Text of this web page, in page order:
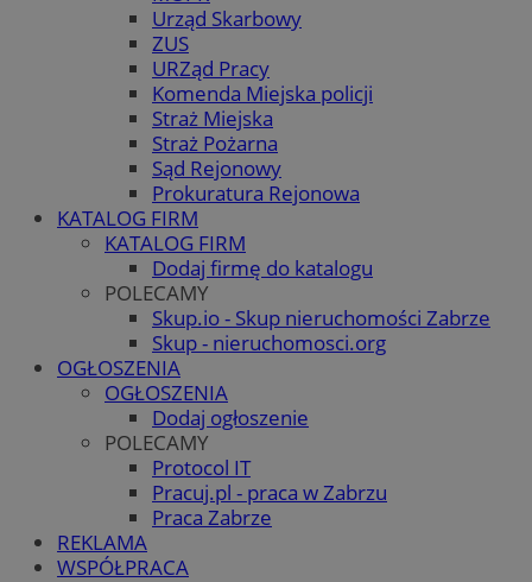
Urząd Skarbowy
ZUS
URZąd Pracy
Komenda Miejska policji
Straż Miejska
Straż Pożarna
Sąd Rejonowy
Prokuratura Rejonowa
KATALOG FIRM
KATALOG FIRM
Dodaj firmę do katalogu
POLECAMY
Skup.io - Skup nieruchomości Zabrze
Skup - nieruchomosci.org
OGŁOSZENIA
OGŁOSZENIA
Dodaj ogłoszenie
POLECAMY
Protocol IT
Pracuj.pl - praca w Zabrzu
Praca Zabrze
REKLAMA
WSPÓŁPRACA